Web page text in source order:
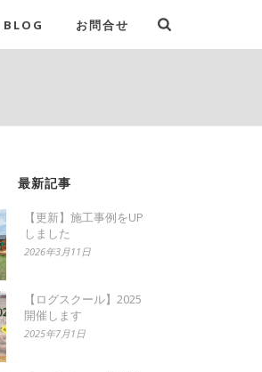
BLOG お問合せ
最新記事
【更新】施工事例をUP
しました
2026年3月11日
【ログスクール】2025
開催します
2025年7月1日